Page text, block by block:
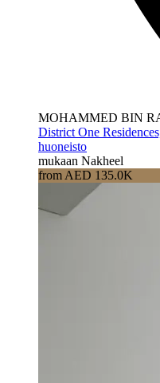
MOHAMMED BIN
District One
huoneisto
mukaan Nakheel
from AED 135.0K